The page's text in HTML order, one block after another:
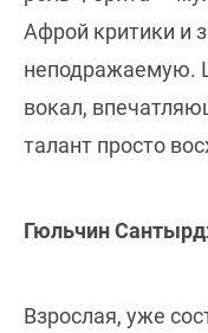
Афрой критики и
неподражаемую.
вокал,
талант просто
Гюльчин
Взрослая, уже